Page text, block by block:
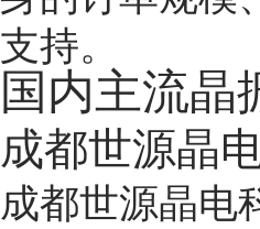
支持。
国内主流晶
成都世源晶
成都世源晶电